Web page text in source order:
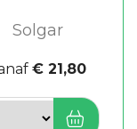
Solgar
€ 21,80